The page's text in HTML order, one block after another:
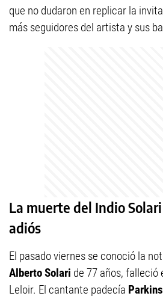
que no dudaron en replicar la
más seguidores del artista y sus
La muerte del Indio
adiós
El pasado viernes se conoció la
Alberto Solari de 77 años, falleció
Leloir. El cantante padecía